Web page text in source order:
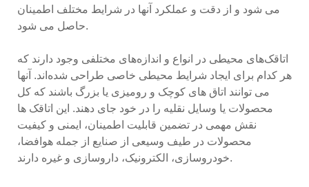
می شود و از دقت و عملکرد آنها در شرایط مختلف اطمینان
حاصل می شود.
اتاقک‌های محیطی در انواع و اندازه‌های مختلفی وجود دارند که
هر کدام برای ایجاد شرایط محیطی خاصی طراحی شده‌اند. آنها
می توانند اتاق های کوچک و رومیزی یا بزرگ باشند که کل
محصولات یا وسایل نقلیه را در خود جای دهند. این اتاقک ها
نقش مهمی در تضمین قابلیت اطمینان، ایمنی و کیفیت
محصولات در طیف وسیعی از صنایع از جمله هوافضا،
خودروسازی، الکترونیک، داروسازی و غیره دارند.